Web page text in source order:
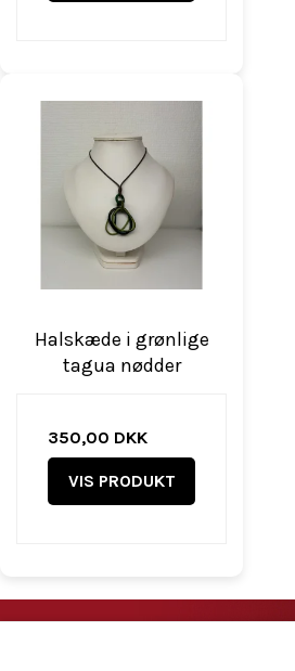
Halskæde i grønlige
tagua nødder
350,00 DKK
VIS PRODUKT